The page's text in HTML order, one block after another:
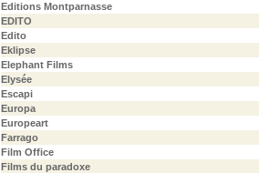
Editions Montparnasse
EDITO
Edito
Eklipse
Elephant Films
Elysée
Escapi
Europa
Europeart
Farrago
Film Office
Films du paradoxe